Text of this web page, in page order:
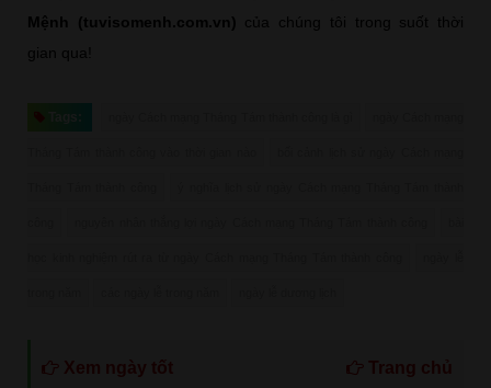
Mệnh (tuvisomenh.com.vn) của chúng tôi trong suốt thời
gian qua!
Xem ngày tốt Trang chủ